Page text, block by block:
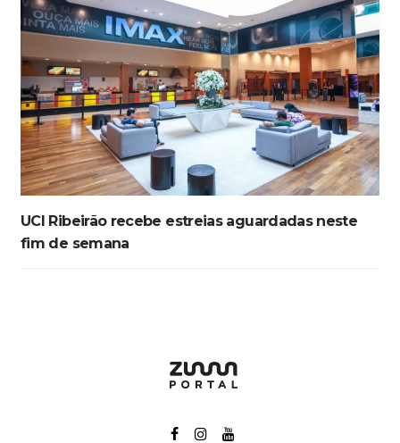
UCI Ribeirão recebe estreias aguardadas neste
fim de semana